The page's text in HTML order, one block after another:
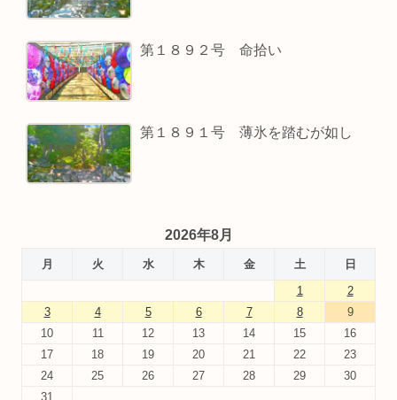
第１８９２号 命拾い
第１８９１号 薄氷を踏むが如し
2026年8月
月 火 水 木 金 土
日
1
2
3
4 5 6 7 8
9
10
11 12 13 14 15
16
17
18 19 20 21 22
23
24
25 26 27 28 29
30
31